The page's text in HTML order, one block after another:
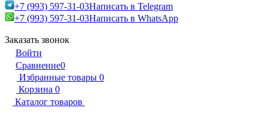
+7 (993) 597-31-03Написать в Telegram
+7 (993) 597-31-03Написать в WhatsApp
Заказать звонок
Войти
Сравнение0
Избранные товары 0
Корзина 0
Каталог товаров